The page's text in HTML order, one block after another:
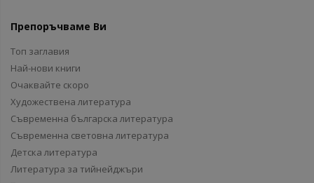
Препоръчваме Ви
Топ заглавия
Най-нови книги
Очаквайте скоро
Художествена литература
Съвременна българска литература
Съвременна световна литература
Детска литература
Литература за тийнейджъри